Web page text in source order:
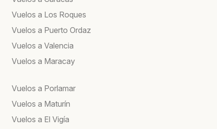
Vuelos a Los Roques
Vuelos a Puerto Ordaz
Vuelos a Valencia
Vuelos a Maracay
Vuelos a Porlamar
Vuelos a Maturín
Vuelos a El Vigía